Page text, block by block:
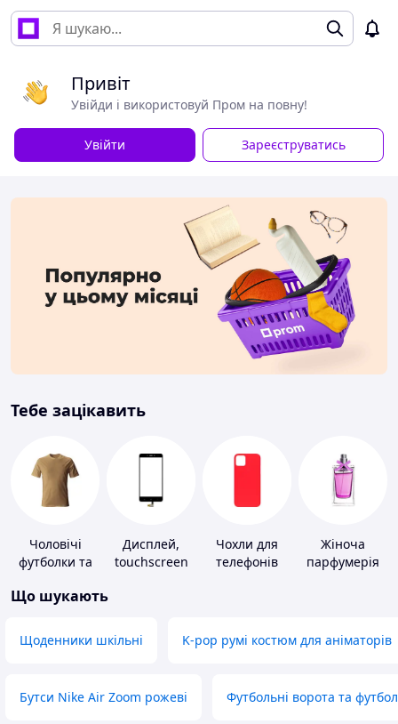
Привіт
Увійди і використовуй Пром на повну!
Увійти Зареєструватись
Тебе зацікавить
Чоловічі
футболки та
Дисплей,
touchscreen
Чохли для
телефонів
Жіноча
парфумерія
Що шукають
Щоденники шкільні K-pop румі костюм для аніматорів
Бутси Nike Air Zoom рожеві Футбольні ворота та